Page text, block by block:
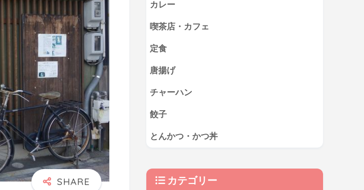
カレー
喫茶店・カフェ
定食
唐揚げ
チャーハン
餃子
とんかつ・かつ丼
カテゴリー